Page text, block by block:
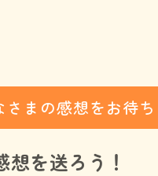
まの感想をお待
想を送ろう！